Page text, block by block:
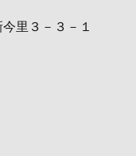
里３－３－１